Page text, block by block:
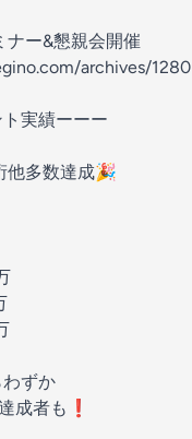
ー&懇親会開催
archives/1280
実績ーーー
他多数達成🎉
ずか
成者も❗️